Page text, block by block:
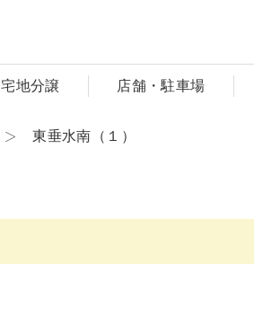
宅地分譲 店舗・駐車場
東垂水南（１）